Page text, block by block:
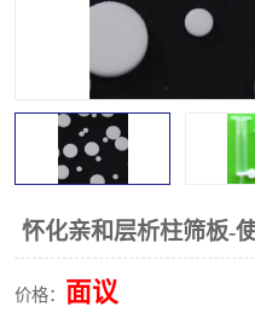
怀化亲和层析柱筛板-
价格： 面议